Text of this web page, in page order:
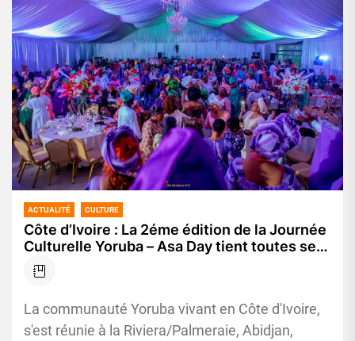
ACTUALITÉ CULTURE
Côte d’Ivoire : La 2éme édition de la Journée
Culturelle Yoruba – Asa Day tient toutes ses
promesses
La communauté Yoruba vivant en Côte d'Ivoire,
s'est réunie à la Riviera/Palmeraie, Abidjan,